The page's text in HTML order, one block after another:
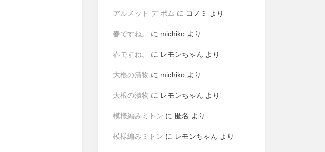
アルメット デ ポム に コノミ より
春ですね。 に michikoより
春ですね。 に レモンちゃん より
大根の漬物 に michikoより
大根の漬物 に レモンちゃん より
模様編みミトン に 匿名 より
模様編みミトン に レモンちゃん より